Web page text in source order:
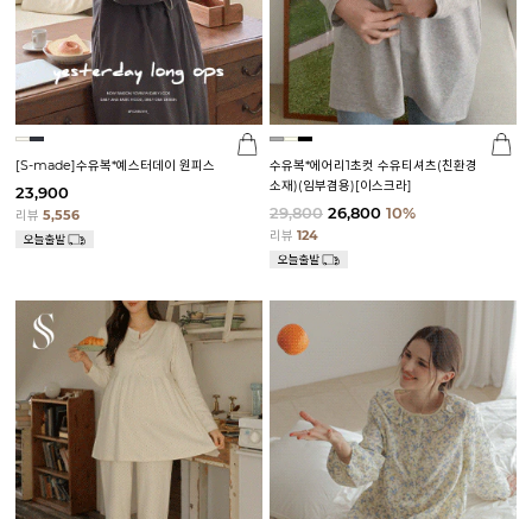
[S-made]수유복*예스터데이 원피스
23,900
리뷰 5,556
수유복*에어리1초컷 수유티셔츠(친환경
소재)(임부겸용)[이스크라]
29,800 26,800 10%
리뷰 124